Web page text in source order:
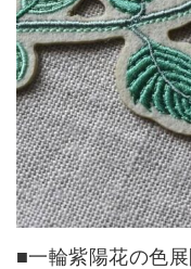
■一輪紫陽花の色